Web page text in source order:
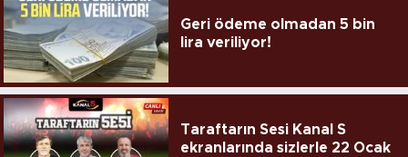
Geri ödeme olmadan 5 bin
lira veriliyor!
Taraftarın Sesi Kanal S
ekranlarında sizlerle 22 Ocak